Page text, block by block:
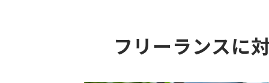
フリーランスに